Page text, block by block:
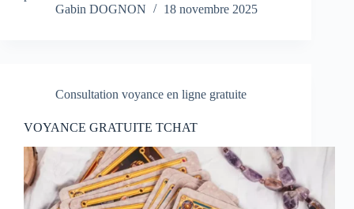
Gabin DOGNON
18 novembre 2025
Consultation voyance en ligne gratuite
VOYANCE GRATUITE TCHAT